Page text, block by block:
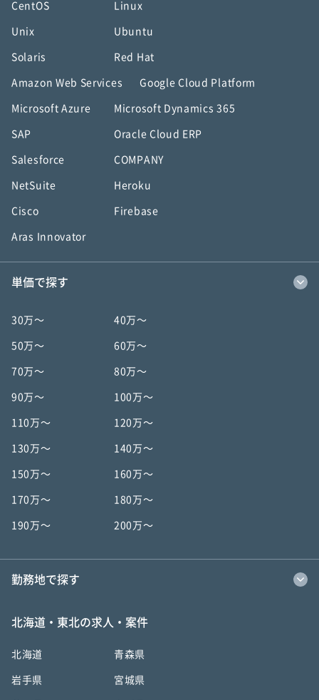
CentOS Linux
Unix Ubuntu
Solaris Red Hat
Amazon Web Services Google Cloud Platform
Microsoft Azure Microsoft Dynamics 365
SAP Oracle Cloud ERP
Salesforce COMPANY
NetSuite Heroku
Cisco Firebase
Aras Innovator
単価で探す
30万〜 40万〜
50万〜 60万〜
70万〜 80万〜
90万〜 100万〜
110万〜 120万〜
130万〜 140万〜
150万〜 160万〜
170万〜 180万〜
190万〜 200万〜
勤務地で探す
北海道・東北の求人・案件
北海道 青森県
岩手県 宮城県